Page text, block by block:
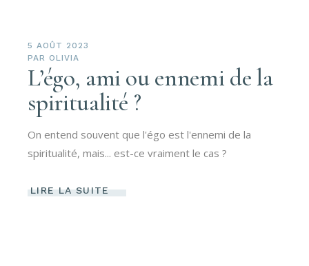
5 AOÛT 2023
PAR OLIVIA
L’égo, ami ou ennemi de la
spiritualité ?
On entend souvent que l'égo est l'ennemi de la
spiritualité, mais... est-ce vraiment le cas ?
LIRE LA SUITE